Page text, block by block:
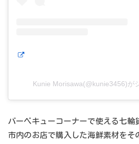
Kunie Morisawa(@kunie3456)が
バーベキューコーナーで使える七輪
市内のお店で購入した海鮮素材をそ